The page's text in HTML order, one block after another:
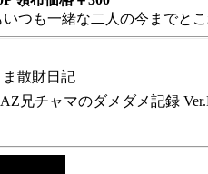
つも一緒な二人の今までと
散財日記
兄チャマのダメダメ記録